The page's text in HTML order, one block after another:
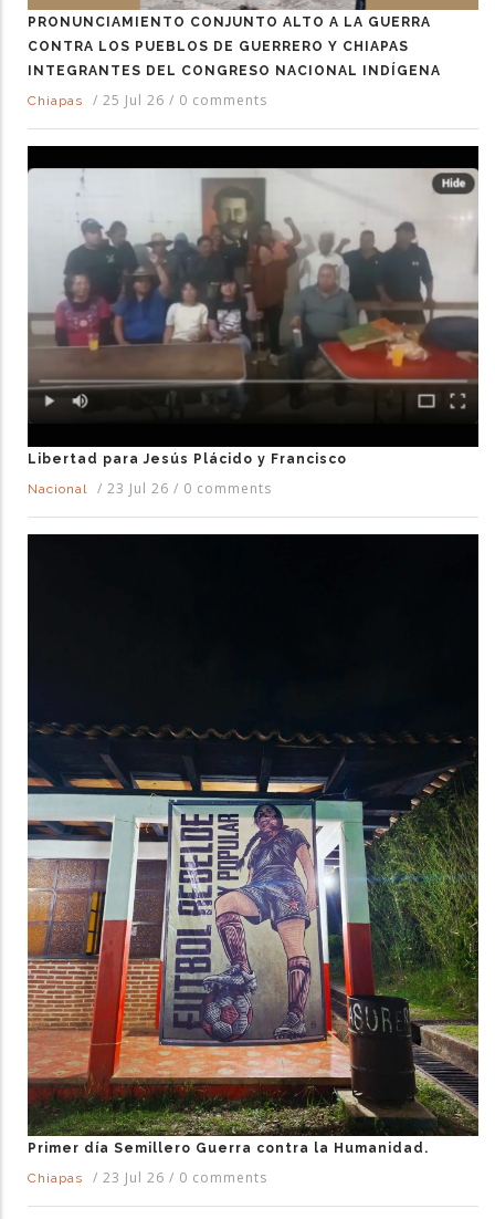
PRONUNCIAMIENTO CONJUNTO ALTO A LA GUERRA
CONTRA LOS PUEBLOS DE GUERRERO Y CHIAPAS
INTEGRANTES DEL CONGRESO NACIONAL INDÍGENA
Chiapas
/ 25 Jul 26 / 0 comments
Libertad para Jesús Plácido y Francisco
Nacional
/ 23 Jul 26 / 0 comments
Primer día Semillero Guerra contra la Humanidad.
Chiapas
/ 23 Jul 26 / 0 comments